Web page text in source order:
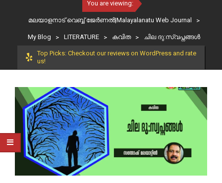
You are viewing:
മലയാളനാട് വെബ്ബ് ജേർണൽ|Malayalanatu Web Journal >
My Blog > LITERATURE > കവിത > ചില ദു:സ്വപ്നങ്ങൾ
Top Picks: Checkout our reviews on WordPress and rate
us!